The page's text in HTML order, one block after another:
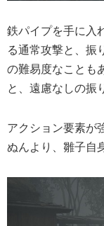
鉄パイプを手に入
る通常攻撃と、振
の難易度なことも
と、遠慮なしの振
アクション要素が
ぬんより、雛子自